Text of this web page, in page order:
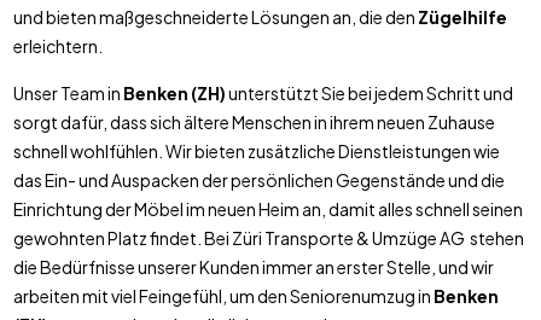
und bieten maßgeschneiderte Lösungen an, die den Zügelhilfe
erleichtern.
Unser Team in Benken (ZH)unterstützt Sie bei jedem Schritt und
sorgt dafür, dass sich ältere Menschen in ihrem neuen Zuhause
schnell wohlfühlen. Wir bieten zusätzliche Dienstleistungen wie
das Ein- und Auspacken der persönlichen Gegenstände und die
Einrichtung der Möbel im neuen Heim an, damit alles schnell seinen
gewohnten Platz findet. Bei Züri Transporte & Umzüge AG stehen
die Bedürfnisse unserer Kunden immer an erster Stelle, und wir
arbeiten mit viel Feingefühl, um den Seniorenumzug in Benken